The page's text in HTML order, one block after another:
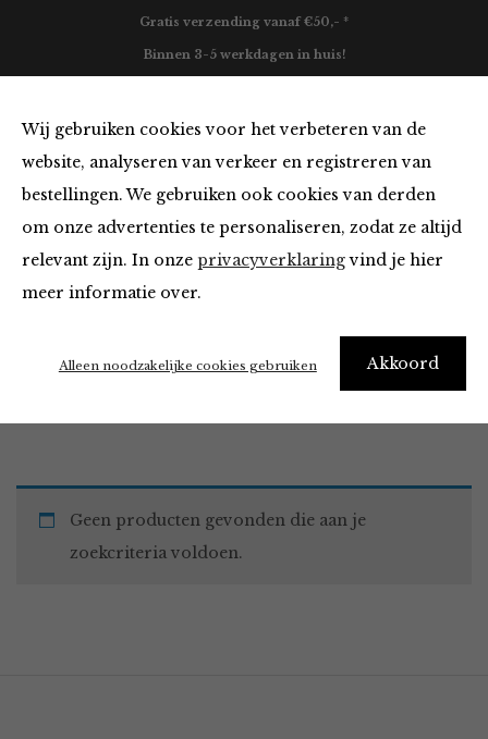
Wij gebruiken cookies voor het verbeteren van de
website, analyseren van verkeer en registreren van
bestellingen. We gebruiken ook cookies van derden
om onze advertenties te personaliseren, zodat ze altijd
relevant zijn. In onze privacyverklaringvind je hier
meer informatie over.
Akkoord
Alleen noodzakelijke cookies gebruiken
Gratis verzending vanaf €50,- *
Binnen 3-5 werkdagen in huis!
Kleding van
"I really need new clothes" – Me every morning
Geen producten gevonden die aan je
zoekcriteria voldoen.